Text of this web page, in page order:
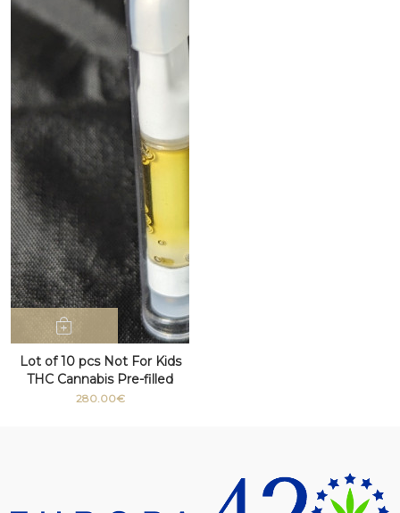
Lot of 10 pcs Not For Kids
THC Cannabis Pre-filled
Ceramic Cartridges for Vape
280.00€